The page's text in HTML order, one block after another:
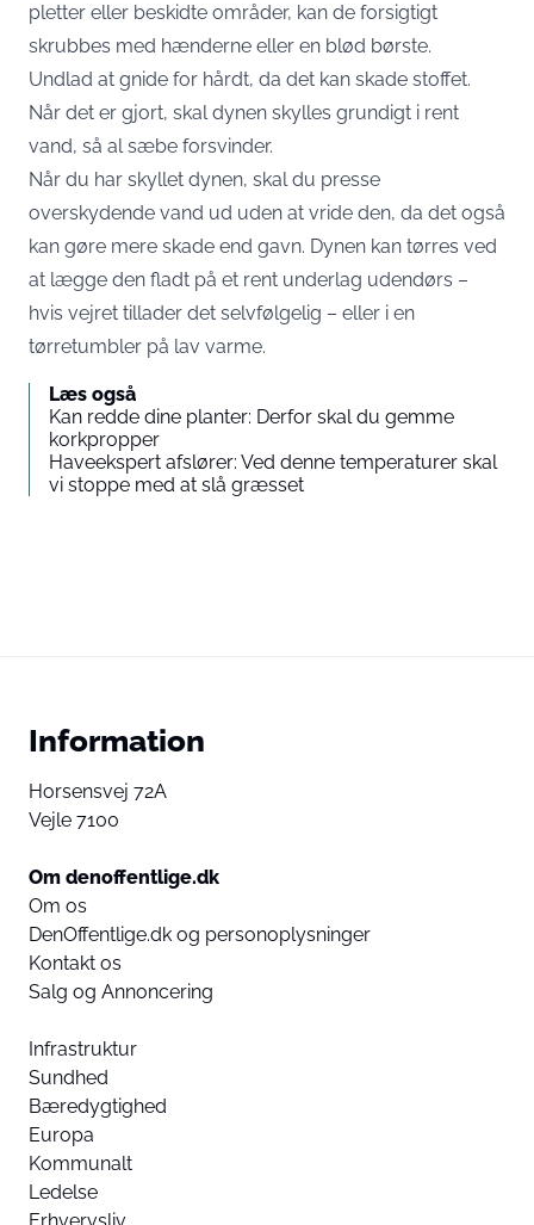
pletter eller beskidte områder, kan de forsigtigt
skrubbes med hænderne eller en blød børste.
Undlad at gnide for hårdt, da det kan skade stoffet.
Når det er gjort, skal dynen skylles grundigt i rent
vand, så al sæbe forsvinder.
Når du har skyllet dynen, skal du presse
overskydende vand ud uden at vride den, da det også
kan gøre mere skade end gavn. Dynen kan tørres ved
at lægge den fladt på et rent underlag udendørs –
hvis vejret tillader det selvfølgelig – eller i en
tørretumbler på lav varme.
Læs også
Kan redde dine planter: Derfor skal du gemme
korkpropper
Haveekspert afslører: Ved denne temperaturer skal
vi stoppe med at slå græsset
Information
Horsensvej 72A
Vejle 7100
Om denoffentlige.dk
Om os
DenOffentlige.dk og personoplysninger
Kontakt os
Salg og Annoncering
Infrastruktur
Sundhed
Bæredygtighed
Europa
Kommunalt
Ledelse